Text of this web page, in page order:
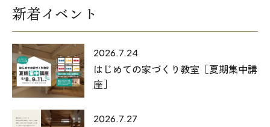
新着イベント
2026.7.24
はじめての家づくり教室［夏期集中講
座］
2026.7.27